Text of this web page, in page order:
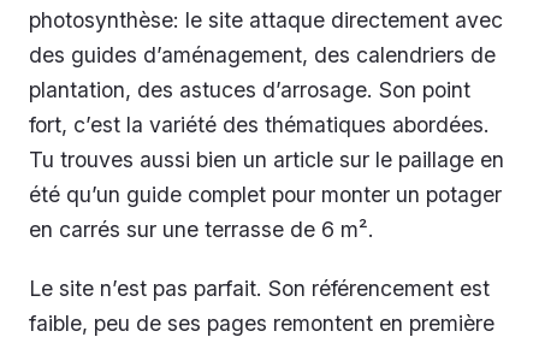
photosynthèse: le site attaque directement avec
des guides d’aménagement, des calendriers de
plantation, des astuces d’arrosage. Son point
fort, c’est la variété des thématiques abordées.
Tu trouves aussi bien un article sur le paillage en
été qu’un guide complet pour monter un potager
en carrés sur une terrasse de 6 m².
Le site n’est pas parfait. Son référencement est
faible, peu de ses pages remontent en première